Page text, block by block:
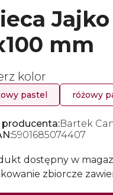
mm
kolor
pastel różowy
producenta:Bartek
5901685074407
dostępny w
zbiorcze